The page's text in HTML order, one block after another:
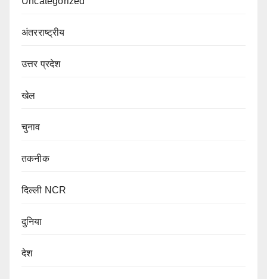
अंतरराष्ट्रीय
उत्तर प्रदेश
खेल
चुनाव
तकनीक
दिल्ली NCR
दुनिया
देश